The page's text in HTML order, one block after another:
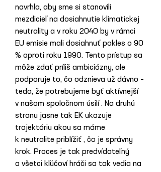
navrhla, aby sme si stanovili
mezdicieľ na dosiahnutie klimatickej
neutrality a v roku 2040 by v rámci
EU emisie mali dosiahnuť pokles o 90
% oproti roku 1990. Tento prístup sa
môže zdať príliš ambiciózny, ale
podporuje to, čo odznieva už dávno –
teda, že potrebujeme byť aktívnejší
v našom spoločnom úsilí . Na druhú
stranu jasne tak EK ukazuje
trajektóriu akou sa máme
k neutralite priblížiť , čo je správny
krok. Proces je tak predvídateľný
a všetci kľúčoví hráči sa tak vedia na